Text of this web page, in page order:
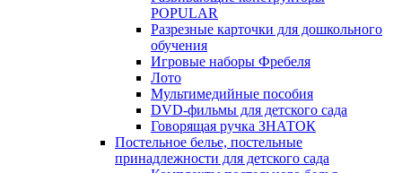
POPULAR
Разрезные карточки для дошкольного
обучения
Игровые наборы Фребеля
Лото
Мультимедийные пособия
DVD-фильмы для детского сада
Говорящая ручка ЗНАТОК
Постельное белье, постельные
принадлежности для детского сада